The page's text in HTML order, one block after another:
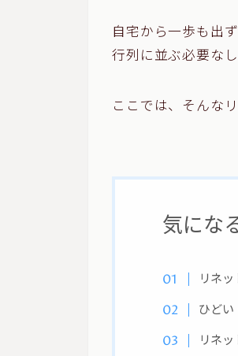
自宅から一歩も出
行列に並ぶ必要なし
ここでは、そんな
気にな
リネ
ひどい
リネ